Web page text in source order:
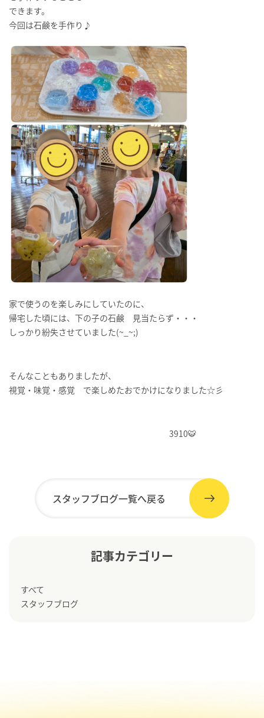
できます。
今回は石鹸を手作り♪
家で使うのを楽しみにしていたのに、
帰宅した頃には、下の子の石鹸 見当たらず・・・
しっかり紛失させていました(~_~;)
そんなこともありましたが、
視覚・味覚・感覚 で楽しめたおでかけになりました☆彡
3910🐯
スタッフブログ一覧へ戻る
記事カテゴリー
すべて
スタッフブログ